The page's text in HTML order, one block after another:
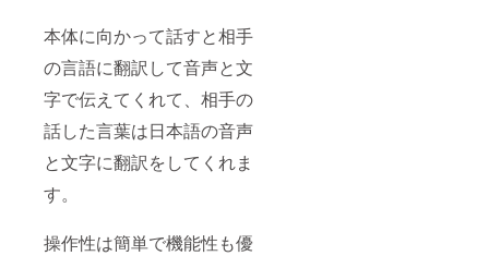
本体に向かって話すと相手
の言語に翻訳して音声と文
字で伝えてくれて、相手の
話した言葉は日本語の音声
と文字に翻訳をしてくれま
す。
操作性は簡単で機能性も優